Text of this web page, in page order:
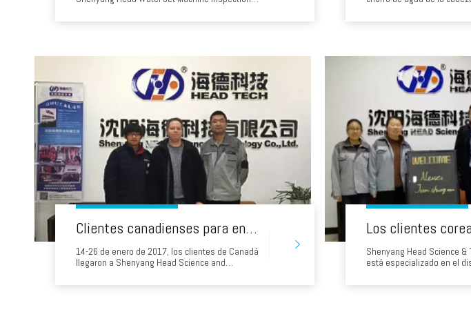
Clientes canadienses para encabezar el entrenamiento y el estudio de jet de agua y completar sus estudios
14-26 de enero de 2017, los clientes de Canadá
llegaron a Shenyang Head Science and
Shenyang Head Science &
está especializado en el